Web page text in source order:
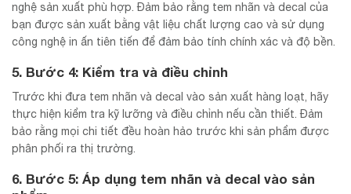
nghệ sản xuất phù hợp. Đảm bảo rằng tem nhãn và decal của
bạn được sản xuất bằng vật liệu chất lượng cao và sử dụng
công nghệ in ấn tiên tiến để đảm bảo tính chính xác và độ bền.
5. Bước 4: Kiểm tra và điều chỉnh
Trước khi đưa tem nhãn và decal vào sản xuất hàng loạt, hãy
thực hiện kiểm tra kỹ lưỡng và điều chỉnh nếu cần thiết. Đảm
bảo rằng mọi chi tiết đều hoàn hảo trước khi sản phẩm được
phân phối ra thị trường.
6. Bước 5: Áp dụng tem nhãn và decal vào sản